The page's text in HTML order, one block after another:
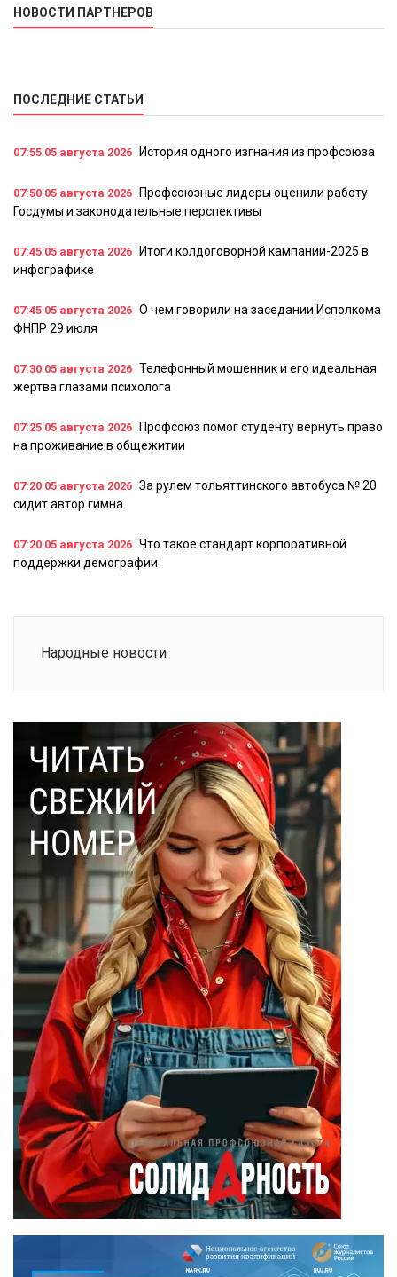
НОВОСТИ ПАРТНЕРОВ
ПОСЛЕДНИЕ СТАТЬИ
07:55 05 августа 2026 История одного изгнания из профсоюза
07:50 05 августа 2026
Профсоюзные лидеры оценили работу
Госдумы и законодательные перспективы
07:45 05 августа 2026
Итоги колдоговорной кампании-2025 в
инфографике
07:45 05 августа 2026 О чем говорили на заседании Исполкома
ФНПР 29 июля
07:30 05 августа 2026 Телефонный мошенник и его идеальная
жертва глазами психолога
07:25 05 августа 2026
Профсоюз помог студенту вернуть право
на проживание в общежитии
07:20 05 августа 2026 За рулем тольяттинского автобуса № 20
сидит автор гимна
07:20 05 августа 2026 Что такое стандарт корпоративной
поддержки демографии
Народные новости